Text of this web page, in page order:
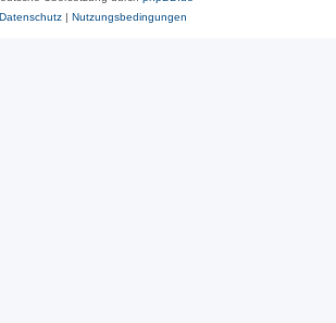
Datenschutz| Nutzungsbedingungen